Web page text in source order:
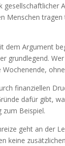
Menschen
Argument
grundlegend.
finanziellen
dafür gibt,
zum Beispiel.
geht an der
keine